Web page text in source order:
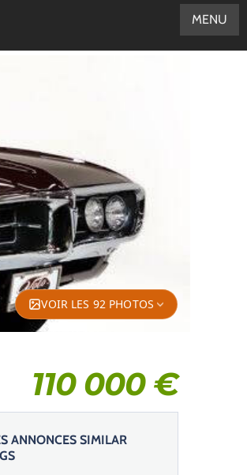
VOIR LES 92 PHOTOS
110 000€
ANNONCES SIMILAR
MENU